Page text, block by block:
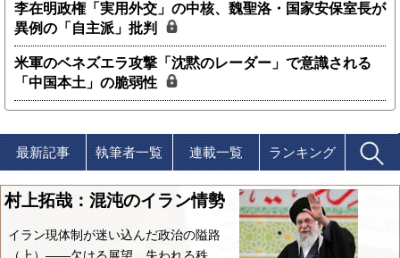
李在明政権「実用外交」の中核、魏聖洛・国家安保室長が
異例の「自主派」批判
米軍のベネズエラ攻撃「沈黙のレーダー」で意識される
「中国本土」の脆弱性
最新記事 執筆者一覧 連載一覧 ランキング
村上拓哉：混沌のイラン情勢
イラン現体制が迷い込んだ政治の隘路